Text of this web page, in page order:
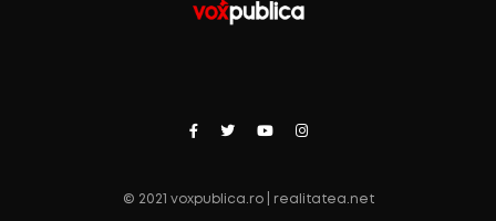
© 2021 voxpublica.ro | realitatea.net